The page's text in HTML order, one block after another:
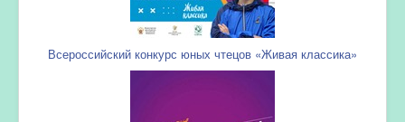
Всероссийский конкурс юных чтецов «Живая классика»